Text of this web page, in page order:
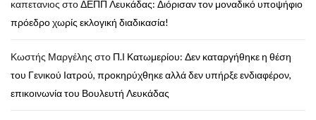
καπετανιος στοΔΕΠΠ Λευκάδας: Διόρισαν τον μοναδικό υποψήφιο
πρόεδρο χωρίς εκλογική διαδικασία!
Κωστής Μαργέλης στο Π.Ι Κατωμερίου: Δεν καταργήθηκε η θέση
του Γενικού Ιατρού, προκηρύχθηκε αλλά δεν υπήρξε ενδιαφέρον,
επικοινωνία του Βουλευτή Λευκάδας